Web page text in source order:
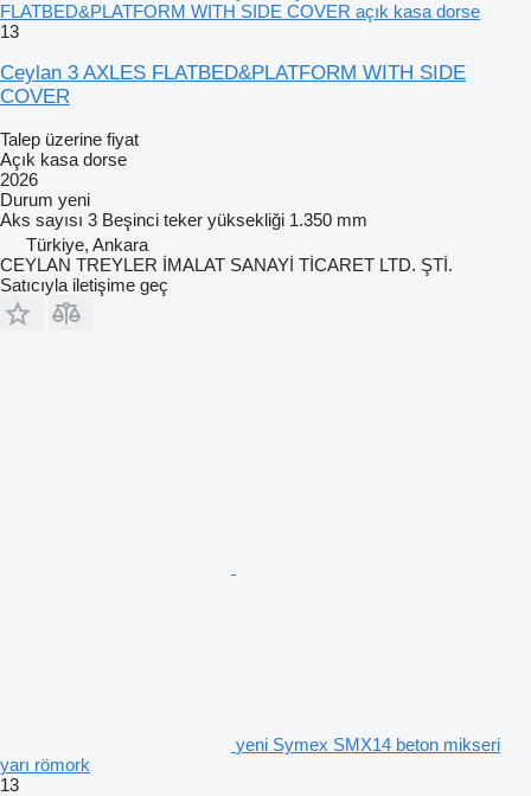
FLATBED&PLATFORM WITH SIDE COVER açık kasa dorse
13
Ceylan 3 AXLES FLATBED&PLATFORM WITH SIDE
COVER
Talep üzerine fiyat
Açık kasa dorse
2026
Durum yeni
Aks sayısı 3 Beşinci teker yüksekliği 1.350 mm
Türkiye, Ankara
CEYLAN TREYLER İMALAT SANAYİ TİCARET LTD. ŞTİ.
Satıcıyla iletişime geç
yeni Symex SMX14 beton mikseri
yarı römork
13